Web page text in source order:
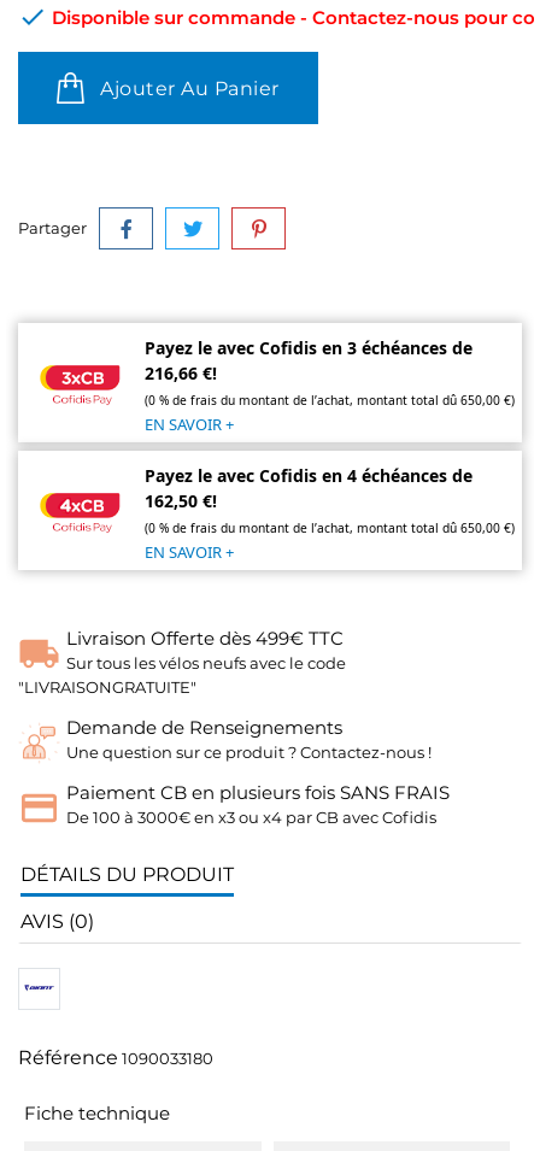
 Disponible sur commande - Contactez-nous pour
Ajouter Au Panier
Partager
Payez le avec Cofidis en 3 échéances de
216,66 €!
(0 % de frais du montant de l’achat, montant total dû 650,00 €)
EN SAVOIR +
Payez le avec Cofidis en 4 échéances de
162,50 €!
(0 % de frais du montant de l’achat, montant total dû 650,00 €)
EN SAVOIR +
Livraison Offerte dès 499€ TTC
Sur tous les vélos neufs avec le code
"LIVRAISONGRATUITE"
Demande de Renseignements
Une question sur ce produit ? Contactez-nous !
Paiement CB en plusieurs fois SANS FRAIS
De 100 à 3000€ en x3 ou x4 par CB avec Cofidis
DÉTAILS DU PRODUIT
AVIS (0)
Référence 1090033180
Fiche technique